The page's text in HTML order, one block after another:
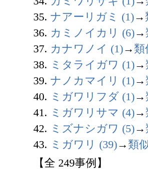
35. ナアーリガミ (1)→
36. カミノイカリ (6)→
37. カナワノイ (1)→ 類
38. ミタライガワ (1)→
39. ナノカマイリ (1)→
40. ミガワリフダ (1)→
41. ミガワリサマ (4)→
42. ミズナシガワ (5)→
43. ミガワリ (39)→ 類
【全 249事例】